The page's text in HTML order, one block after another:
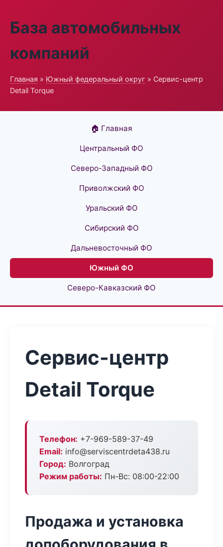
База автомобильных
компаний
Главная » Южный федеральный округ » Сервис-центр
Detail Torque
🏠 Главная
Центральный ФО
Северо-Западный ФО
Приволжский ФО
Уральский ФО
Сибирский ФО
Дальневосточный ФО
Южный ФО
Северо-Кавказский ФО
Сервис-центр
Detail Torque
Телефон: +7-969-589-37-49
Email: info@serviscentrdeta438.ru
Город: Волгоград
Режим работы: Пн-Вс: 08:00-22:00
Продажа и установка